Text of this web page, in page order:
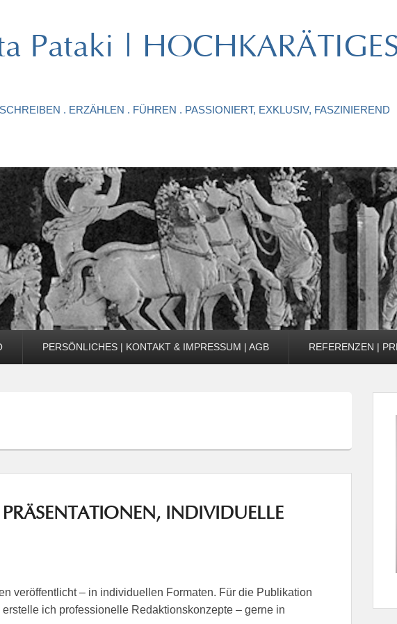
Pataki |
. ERZÄHLEN . FÜHREN . PASSIONIERT, EXKLUSIV, FASZINIEREND
PERSÖNLICHES | KONTAKT & IMPRESSUM | AGB REFERENZEN |
INDIVIDUELLE
veröffentlicht – in individuellen Formaten. Für die Publikation
erstelle ich professionelle Redaktionskonzepte – gerne in